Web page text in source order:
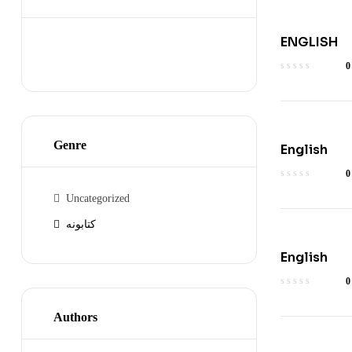
ENGLISH
0
English
0
English
0
Genre
Uncategorized
کتابونه
Authors